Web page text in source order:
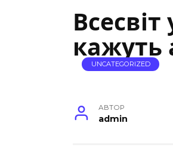
кажуть
UNCATEGORIZED
АВТОР
admin